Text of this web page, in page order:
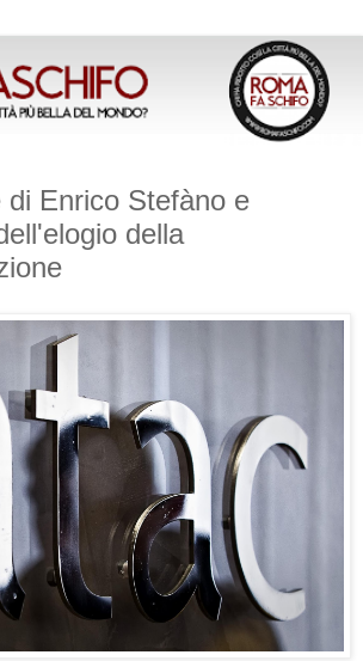
di Enrico Stefàno e
della